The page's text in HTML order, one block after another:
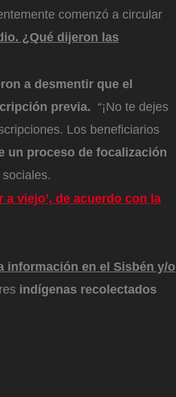
comenzó a circular
¿Qué dijeron las
a desmentir que el
previa. “¡No te dejes
Los beneficiarios
un proceso de focalización
viejo’, de acuerdo con la
información en el Sisbén y/o
indígenas recolectados